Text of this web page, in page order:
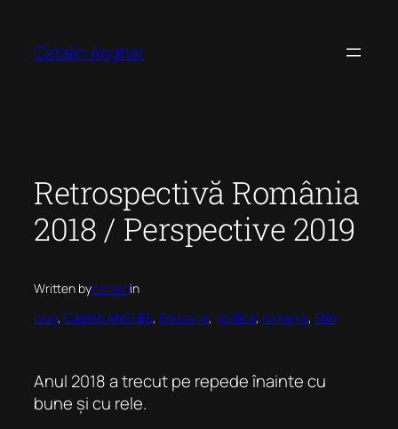
content
Catalin Anghel
Retrospectivă România
2018 / Perspective 2019
Written bycatalinin
blog, Catalin ANGHEL, Educatie, politica, romania, Stiri
Anul 2018 a trecut pe repede înainte cu
bune și cu rele.